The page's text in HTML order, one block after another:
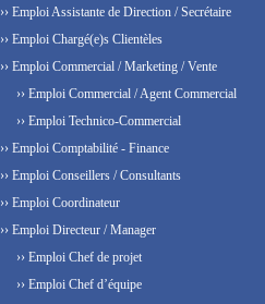
›› Emploi Assistante de Direction / Secrétaire
›› Emploi Chargé(e)s Clientèles
›› Emploi Commercial / Marketing / Vente
›› Emploi Commercial / Agent Commercial
›› Emploi Technico-Commercial
›› Emploi Comptabilité - Finance
›› Emploi Conseillers / Consultants
›› Emploi Coordinateur
›› Emploi Directeur / Manager
›› Emploi Chef de projet
›› Emploi Chef d’équipe